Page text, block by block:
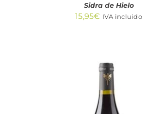
Sidra de Hielo
15,95€ IVA incluido